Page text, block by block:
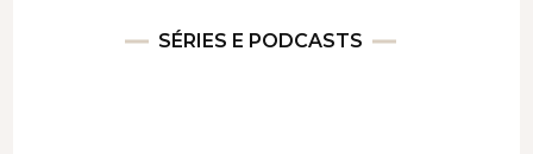
SÉRIES E PODCASTS